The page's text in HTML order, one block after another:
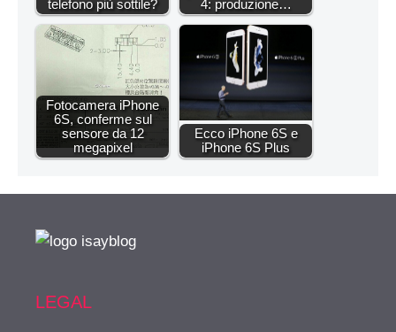
telefono più sottile?
4: produzione…
Fotocamera iPhone
6S, conferme sul
sensore da 12
megapixel
Ecco iPhone 6S e
iPhone 6S Plus
LEGAL